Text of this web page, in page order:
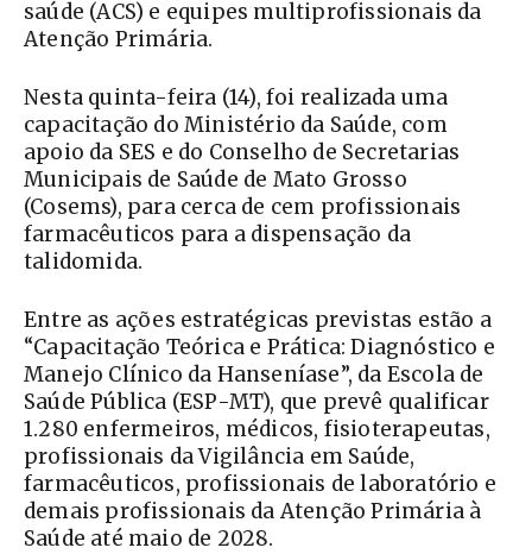
saúde (ACS) e equipes multiprofissionais da
Atenção Primária.
Nesta quinta-feira (14), foi realizada uma
capacitação do Ministério da Saúde, com
apoio da SES e do Conselho de Secretarias
Municipais de Saúde de Mato Grosso
(Cosems), para cerca de cem profissionais
farmacêuticos para a dispensação da
talidomida.
Entre as ações estratégicas previstas estão a
“Capacitação Teórica e Prática: Diagnóstico e
Manejo Clínico da Hanseníase”, da Escola de
Saúde Pública (ESP-MT), que prevê qualificar
1.280 enfermeiros, médicos, fisioterapeutas,
profissionais da Vigilância em Saúde,
farmacêuticos, profissionais de laboratório e
demais profissionais da Atenção Primária à
Saúde até maio de 2028.